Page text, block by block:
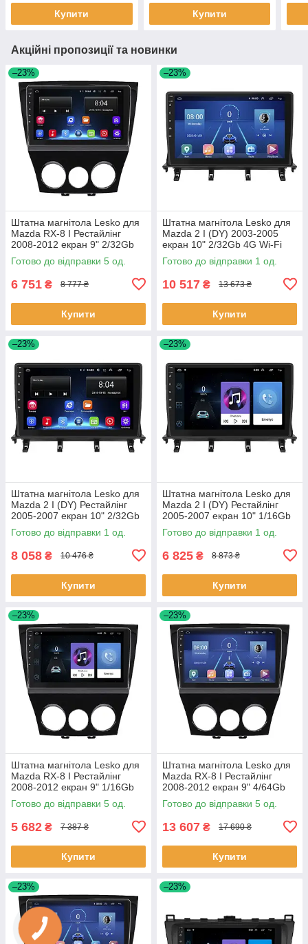
Купити Купити
Акційні пропозиції та новинки
–23%
Штатна магнітола Lesko для
Mazda RX-8 I Рестайлінг
2008-2012 екран 9" 2/32Gb
Wi-Fi GPS Base 5 шт.
Готово до відправки 5 од.
6 751 ₴ 8 777 ₴
Купити
–23%
Штатна магнітола Lesko для
Mazda 2 I (DY) 2003-2005
екран 10" 2/32Gb 4G Wi-Fi
GPS Top 1 шт.
Готово до відправки 1 од.
10 517 ₴ 13 673 ₴
Купити
–23%
Штатна магнітола Lesko для
Mazda 2 I (DY) Рестайлінг
2005-2007 екран 10" 2/32Gb
Wi-Fi GPS Base 1 шт.
Готово до відправки 1 од.
8 058 ₴ 10 476 ₴
Купити
–23%
Штатна магнітола Lesko для
Mazda 2 I (DY) Рестайлінг
2005-2007 екран 10" 1/16Gb
Wi-Fi GPS Base 1 шт.
Готово до відправки 1 од.
6 825 ₴ 8 873 ₴
Купити
–23%
Штатна магнітола Lesko для
Mazda RX-8 I Рестайлінг
2008-2012 екран 9" 1/16Gb
Wi-Fi GPS Base 5 шт.
Готово до відправки 5 од.
5 682 ₴ 7 387 ₴
Купити
–23%
Штатна магнітола Lesko для
Mazda RX-8 I Рестайлінг
2008-2012 екран 9" 4/64Gb
4G Wi-Fi GPS Top 5 шт.
Готово до відправки 5 од.
13 607 ₴ 17 690 ₴
Купити
–23% –23%